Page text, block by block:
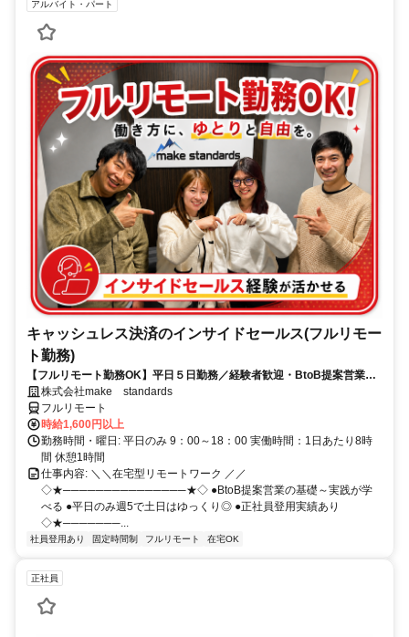
アルバイト・パート
キャッシュレス決済のインサイドセールス(フルリモー
ト勤務)
【フルリモート勤務OK】平日５日勤務／経験者歓迎・BtoB提案営業で
スキルアップ
株式会社make standards
フルリモート
時給1,600円以上
勤務時間・曜日: 平日のみ 9：00～18：00 実働時間：1日あたり8時
間 休憩1時間
仕事内容: ＼＼在宅型リモートワーク ／／
◇★───────────────★◇ ●BtoB提案営業の基礎～実践が学
べる ●平日のみ週5で土日はゆっくり◎ ●正社員登用実績あり
◇★───────...
社員登用あり 固定時間制 フルリモート 在宅OK
正社員